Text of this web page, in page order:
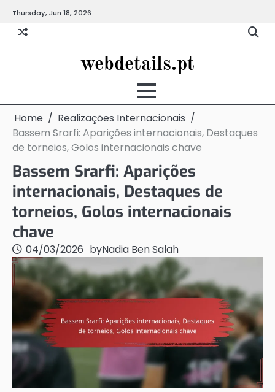
content
Thursday, Jun 18, 2026
webdetails.pt
Home
Realizações Internacionais
Bassem Srarfi: Aparições internacionais, Destaques
de torneios, Golos internacionais chave
Bassem Srarfi: Aparições
internacionais, Destaques de
torneios, Golos internacionais
chave
04/03/2026 byNadia Ben Salah